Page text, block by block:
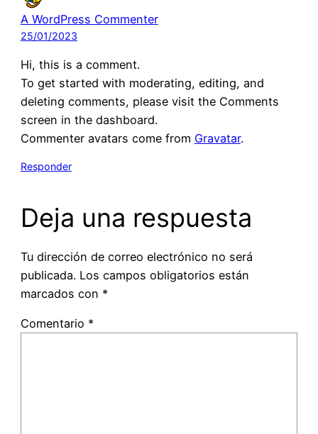
A WordPress Commenter
25/01/2023
Hi, this is a comment.
To get started with moderating, editing, and
deleting comments, please visit the Comments
screen in the dashboard.
Commenter avatars come from Gravatar.
Responder
Deja una respuesta
Tu dirección de correo electrónico no será
publicada. Los campos obligatorios están
marcados con *
Comentario *